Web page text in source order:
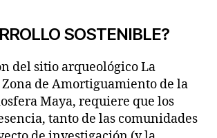
SOSTENIBLE?
del sitio arqueológico La
Zona de Amortiguamiento de la
Maya, requiere que los
tanto de las comunidades